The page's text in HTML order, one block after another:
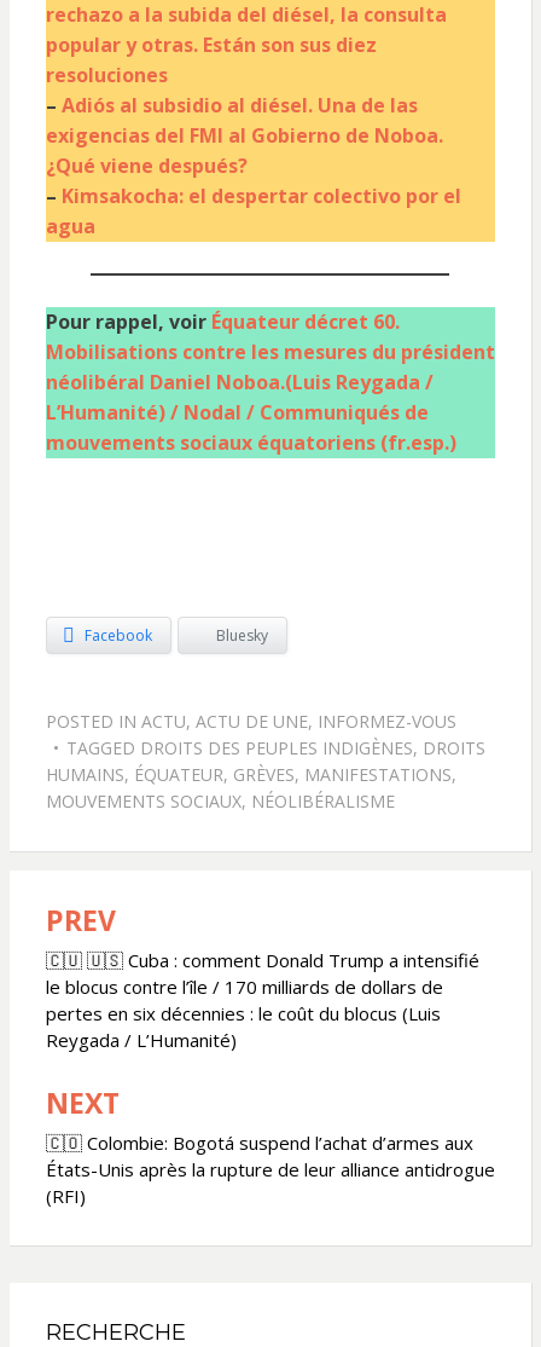
rechazo a la subida del diésel, la consulta
popular y otras. Están son sus diez
resoluciones
– Adiós al subsidio al diésel. Una de las
exigencias del FMI al Gobierno de Noboa.
¿Qué viene después?
– Kimsakocha: el despertar colectivo por el
agua
Pour rappel, voir Équateur décret 60.
Mobilisations contre les mesures du président
néolibéral Daniel Noboa.(Luis Reygada /
L’Humanité) / Nodal / Communiqués de
mouvements sociaux équatoriens (fr.esp.)
Facebook Bluesky
POSTED IN ACTU, ACTU DE UNE, INFORMEZ-VOUS
TAGGED DROITS DES PEUPLES INDIGÈNES, DROITS
HUMAINS, ÉQUATEUR, GRÈVES, MANIFESTATIONS,
MOUVEMENTS SOCIAUX, NÉOLIBÉRALISME
Navigation
de
l’article
PREV
🇨🇺 🇺🇸 Cuba : comment Donald Trump a intensifié
le blocus contre l’île / 170 milliards de dollars de
pertes en six décennies : le coût du blocus (Luis
Reygada / L’Humanité)
NEXT
🇨🇴 Colombie: Bogotá suspend l’achat d’armes aux
États-Unis après la rupture de leur alliance antidrogue
(RFI)
RECHERCHE